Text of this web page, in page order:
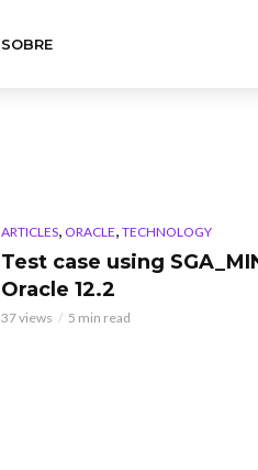
SOBRE
ARTICLES, ORACLE, TECHNOLOGY
Test case using
Oracle 12.2
37 views 5 min read